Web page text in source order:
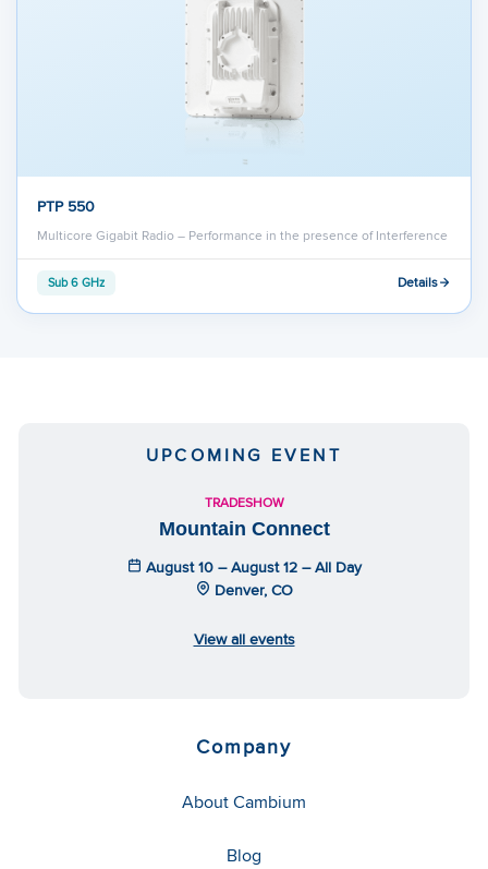
PTP 550
Multicore Gigabit Radio – Performance in the presence of Interference
Sub 6 GHz Details
UPCOMING EVENT
TRADESHOW
Mountain Connect
August 10 – August 12 – All Day
Denver, CO
View all events
Company
About Cambium
Blog